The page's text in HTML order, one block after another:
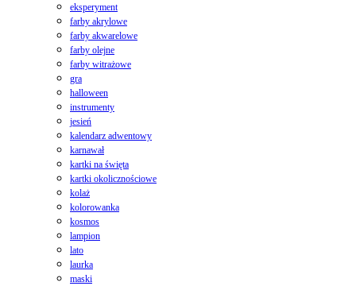
eksperyment
farby akrylowe
farby akwarelowe
farby olejne
farby witrażowe
gra
halloween
instrumenty
jesień
kalendarz adwentowy
karnawał
kartki na święta
kartki okolicznościowe
kolaż
kolorowanka
kosmos
lampion
lato
laurka
maski